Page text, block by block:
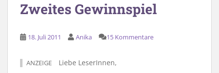
Zweites Gewinnspiel
18. Juli 2011 Anika 15 Kommentare
ANZEIGE
Liebe LeserInnen,